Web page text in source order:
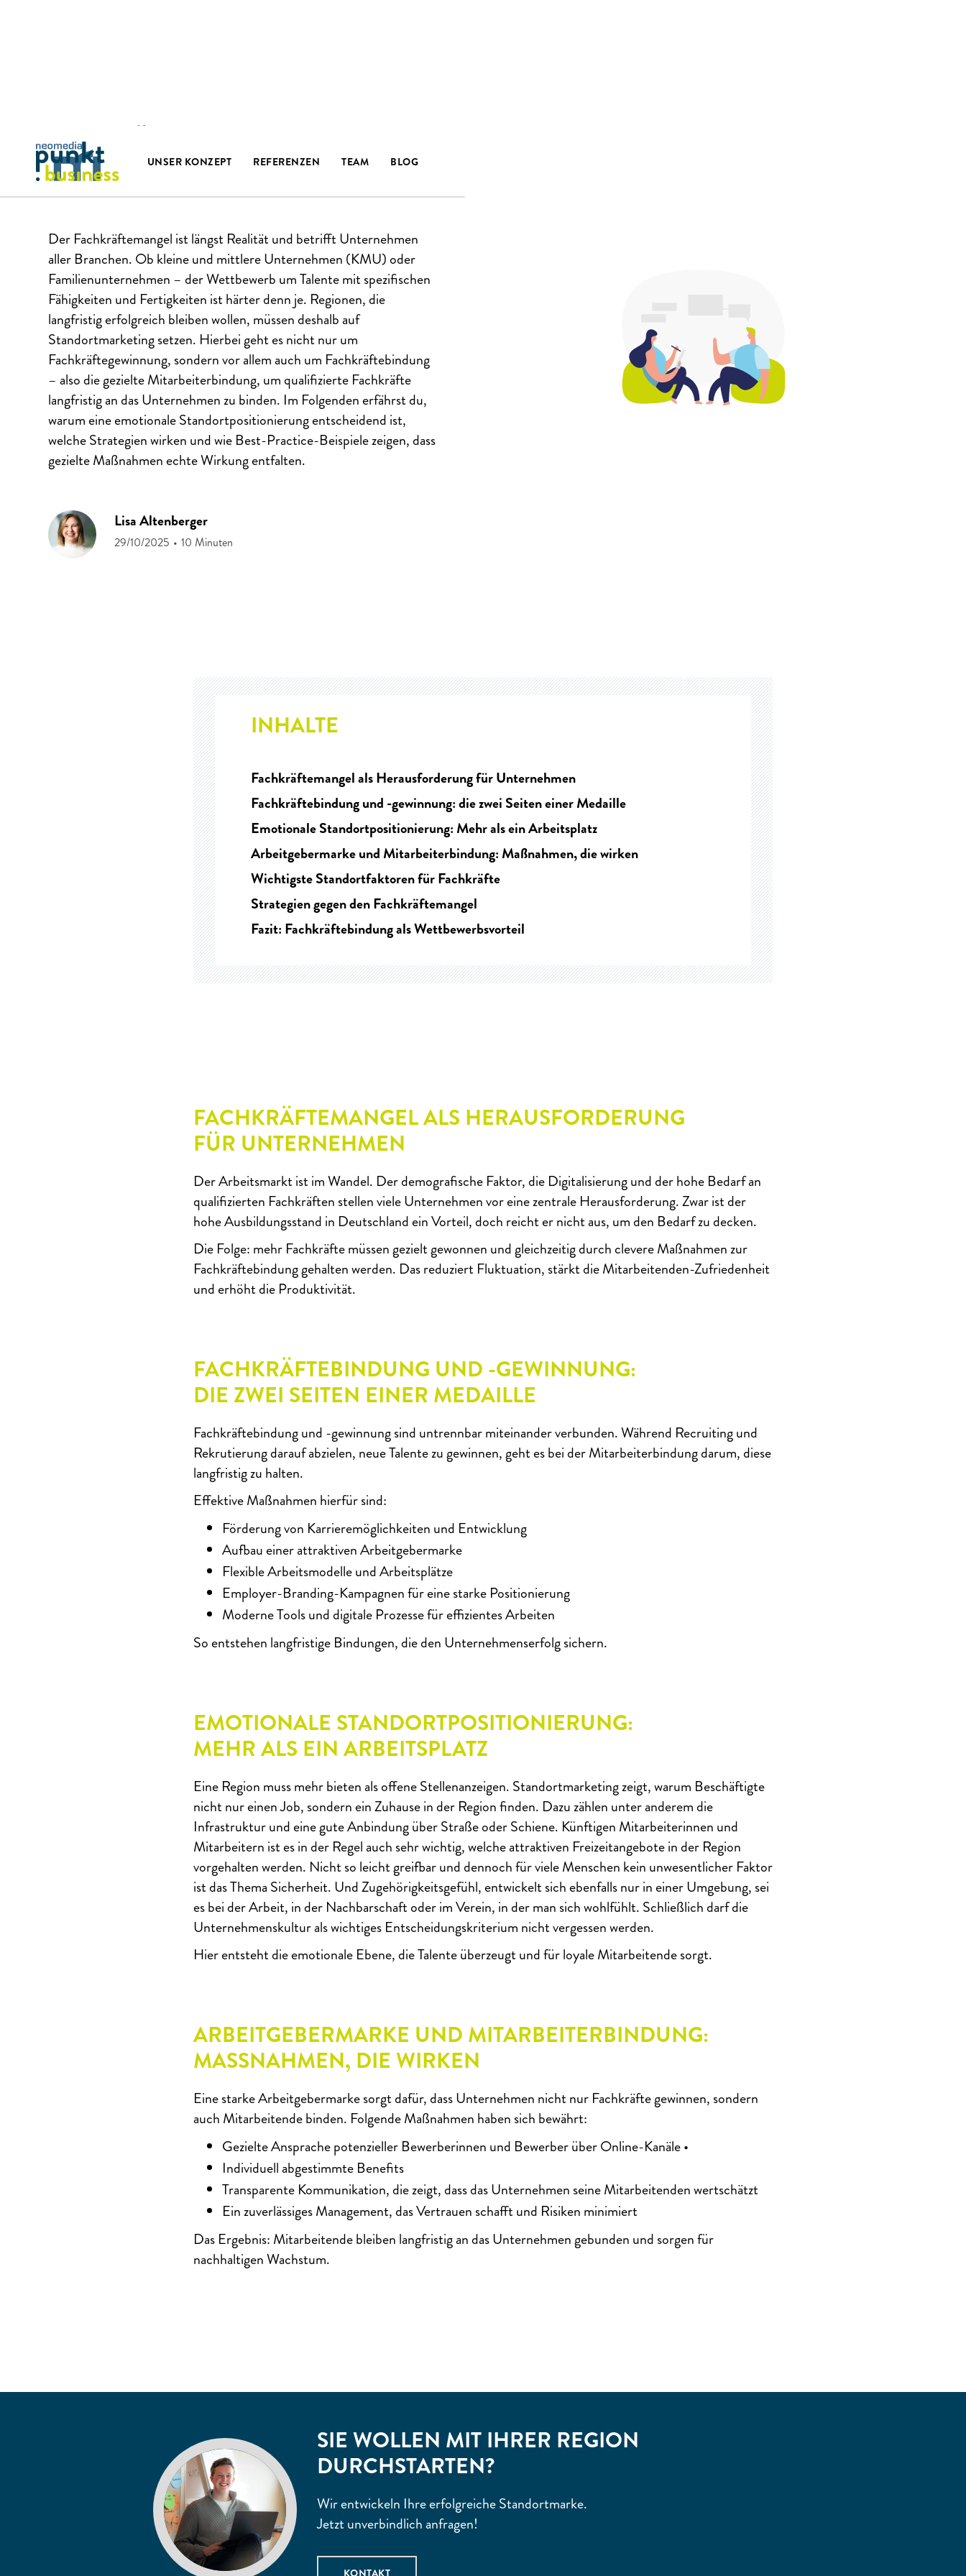
UNSER KONZEPT REFERENZEN TEAM BLOG
FACHKRÄFTEBINDUNG DURCH
STANDORTMARKETING – EIN
STRATEGISCHER WEG FÜR REGIONEN
Der Fachkräftemangel ist längst Realität und betrifft Unternehmen
aller Branchen. Ob kleine und mittlere Unternehmen (KMU) oder
Familienunternehmen – der Wettbewerb um Talente mit spezifischen
Fähigkeiten und Fertigkeiten ist härter denn je. Regionen, die
langfristig erfolgreich bleiben wollen, müssen deshalb auf
Standortmarketing setzen. Hierbei geht es nicht nur um
Fachkräftegewinnung, sondern vor allem auch um Fachkräftebindung
– also die gezielte Mitarbeiterbindung, um qualifizierte Fachkräfte
langfristig an das Unternehmen zu binden. Im Folgenden erfährst du,
warum eine emotionale Standortpositionierung entscheidend ist,
welche Strategien wirken und wie Best-Practice-Beispiele zeigen, dass
gezielte Maßnahmen echte Wirkung entfalten.
Lisa Altenberger
29/10/2025 • 10 Minuten
INHALTE
Fachkräftemangel als Herausforderung für Unternehmen
Fachkräftebindung und -gewinnung: die zwei Seiten einer Medaille
Emotionale Standortpositionierung: Mehr als ein Arbeitsplatz
Arbeitgebermarke und Mitarbeiterbindung: Maßnahmen, die wirken
Wichtigste Standortfaktoren für Fachkräfte
Strategien gegen den Fachkräftemangel
Fazit: Fachkräftebindung als Wettbewerbsvorteil
FACHKRÄFTEMANGEL ALS HERAUSFORDERUNG
FÜR UNTERNEHMEN
Der Arbeitsmarkt ist im Wandel. Der demografische Faktor, die Digitalisierung und der hohe Bedarf an
qualifizierten Fachkräften stellen viele Unternehmen vor eine zentrale Herausforderung. Zwar ist der
hohe Ausbildungsstand in Deutschland ein Vorteil, doch reicht er nicht aus, um den Bedarf zu decken.
Die Folge: mehr Fachkräfte müssen gezielt gewonnen und gleichzeitig durch clevere Maßnahmen zur
Fachkräftebindung gehalten werden. Das reduziert Fluktuation, stärkt die Mitarbeitenden-Zufriedenheit
und erhöht die Produktivität.
FACHKRÄFTEBINDUNG UND -GEWINNUNG:
DIE ZWEI SEITEN EINER MEDAILLE
Fachkräftebindung und -gewinnung sind untrennbar miteinander verbunden. Während Recruiting und
Rekrutierung darauf abzielen, neue Talente zu gewinnen, geht es bei der Mitarbeiterbindung darum, diese
langfristig zu halten.
Effektive Maßnahmen hierfür sind:
Förderung von Karrieremöglichkeiten und Entwicklung
Aufbau einer attraktiven Arbeitgebermarke
Flexible Arbeitsmodelle und Arbeitsplätze
Employer-Branding-Kampagnen für eine starke Positionierung
Moderne Tools und digitale Prozesse für effizientes Arbeiten
So entstehen langfristige Bindungen, die den Unternehmenserfolg sichern.
EMOTIONALE STANDORTPOSITIONIERUNG:
MEHR ALS EIN ARBEITSPLATZ
Eine Region muss mehr bieten als offene Stellenanzeigen. Standortmarketing zeigt, warum Beschäftigte
nicht nur einen Job, sondern ein Zuhause in der Region finden. Dazu zählen unter anderem die
Infrastruktur und eine gute Anbindung über Straße oder Schiene. Künftigen Mitarbeiterinnen und
Mitarbeitern ist es in der Regel auch sehr wichtig, welche attraktiven Freizeitangebote in der Region
vorgehalten werden. Nicht so leicht greifbar und dennoch für viele Menschen kein unwesentlicher Faktor
ist das Thema Sicherheit. Und Zugehörigkeitsgefühl, entwickelt sich ebenfalls nur in einer Umgebung, sei
es bei der Arbeit, in der Nachbarschaft oder im Verein, in der man sich wohlfühlt. Schließlich darf die
Unternehmenskultur als wichtiges Entscheidungskriterium nicht vergessen werden.
Hier entsteht die emotionale Ebene, die Talente überzeugt und für loyale Mitarbeitende sorgt.
ARBEITGEBERMARKE UND MITARBEITERBINDUNG:
MASSNAHMEN, DIE WIRKEN
Eine starke Arbeitgebermarke sorgt dafür, dass Unternehmen nicht nur Fachkräfte gewinnen, sondern
auch Mitarbeitende binden. Folgende Maßnahmen haben sich bewährt:
Gezielte Ansprache potenzieller Bewerberinnen und Bewerber über Online-Kanäle •
Individuell abgestimmte Benefits
Transparente Kommunikation, die zeigt, dass das Unternehmen seine Mitarbeitenden wertschätzt
Ein zuverlässiges Management, das Vertrauen schafft und Risiken minimiert
Das Ergebnis: Mitarbeitende bleiben langfristig an das Unternehmen gebunden und sorgen für
nachhaltigen Wachstum.
SIE WOLLEN MIT IHRER REGION
DURCHSTARTEN?
Wir entwickeln Ihre erfolgreiche Standortmarke.
Jetzt unverbindlich anfragen!